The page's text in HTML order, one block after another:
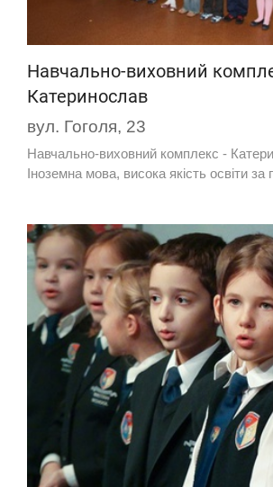
Навчально-виховний
Катеринослав
вул. Гоголя, 23
Навчально-виховний комплекс -
Іноземна мова, висока якість освіти за